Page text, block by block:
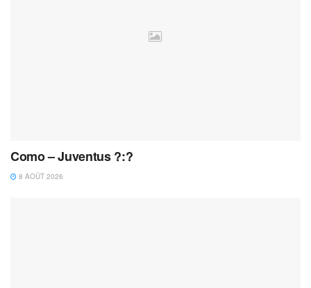
Como – Juventus ?:?
8 AOÛT 2026